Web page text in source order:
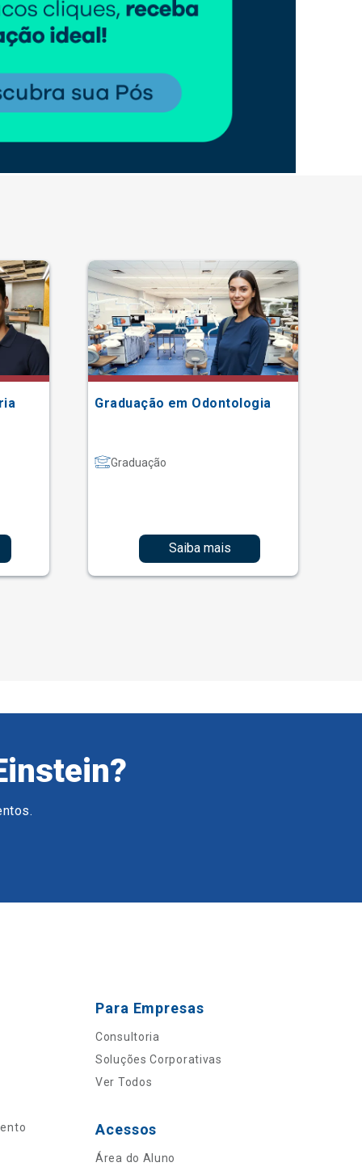
Graduação em Odontologia
Graduação
Saiba mais
Para Empresas
Consultoria
Soluções Corporativas
Ver Todos
Acessos
Área do Aluno